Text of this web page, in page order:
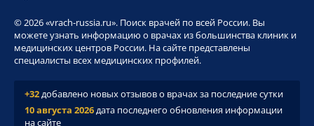
© 2026 «vrach-russia.ru». Поиск врачей по всей России. Вы
можете узнать информацию о врачах из большинства клиник и
медицинских центров России. На сайте представлены
специалисты всех медицинских профилей.
+32добавлено новых отзывов о врачах за последние сутки
10 августа 2026дата последнего обновления информации
на сайте